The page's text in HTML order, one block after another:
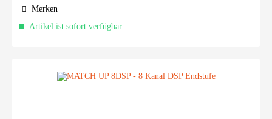
Merken
Artikel ist sofort verfügbar